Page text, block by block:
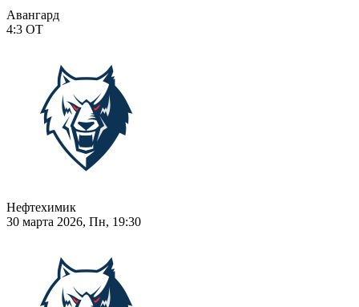
Авангард
4:3 ОТ
Нефтехимик
30 марта 2026, Пн, 19:30